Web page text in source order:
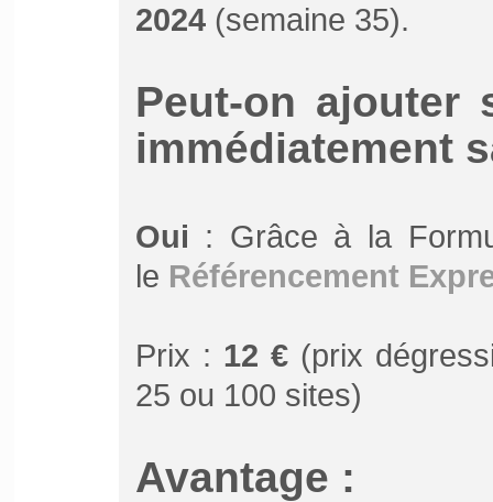
2024(semaine 35).
Peut-on ajouter
immédiatement
Oui : Grâce à la
le Référencement
Prix : 12 €(prix
25 ou 100 sites)
Avantage :